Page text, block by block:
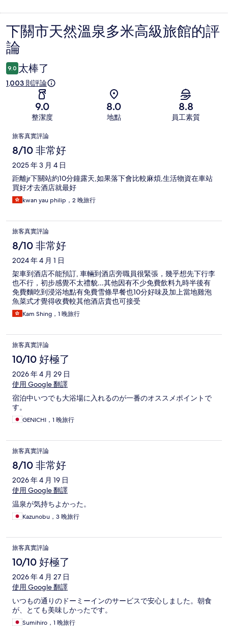
評
論
下關市天然溫泉多米高級旅館的評
論
9.0 太棒了
1,003 則評論
9.0
整潔度
8.0
地點
8.8
員工素質
評
論
旅客真實評論
8/10 非常好
2025 年 3 月 4 日
距離jr下關站約10分鐘露天,如果落下會比較麻煩,生活物資在車站
買好才去酒店就最好
kwan yau philip，2 晚旅行
旅客真實評論
8/10 非常好
2024 年 4 月 1 日
架車到酒店不能預訂, 車輛到酒店旁職員很緊張，幾乎想先下行李
也不行，初步感覺不太禮貌…其他因有不少免費飲料九時半後有
免費麵吃到浸浴地點有免費雪條早餐也10分好味及加上當地雞泡
魚菜式才覺得收費較其他酒店貴也可接受
Kam Shing，1 晚旅行
旅客真實評論
10/10 好極了
2026 年 4 月 29 日
使用 Google 翻譯
宿泊中いつでも大浴場に入れるのが一番のオススメポイントで
す。
GENICHI，1 晚旅行
旅客真實評論
8/10 非常好
2026 年 4 月 19 日
使用 Google 翻譯
温泉が気持ちよかった。
Kazunobu，3 晚旅行
旅客真實評論
10/10 好極了
2026 年 4 月 27 日
使用 Google 翻譯
いつもの通りのドーミーインのサービスで安心しました。朝食
が、とても美味しかったです。
Sumihiro，1 晚旅行